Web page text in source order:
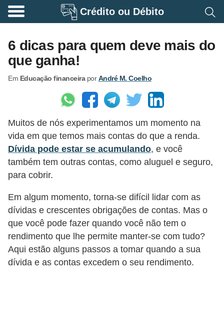
Crédito ou Débito
6 dicas para quem deve mais do
que ganha!
Em Educação financeiraporAndré M. Coelho
Muitos de nós experimentamos um momento na
vida em que temos mais contas do que a renda.
Dívida pode estar se acumulando, e você
também tem outras contas, como aluguel e seguro,
para cobrir.
Em algum momento, torna-se difícil lidar com as
dívidas e crescentes obrigações de contas. Mas o
que você pode fazer quando você não tem o
rendimento que lhe permite manter-se com tudo?
Aqui estão alguns passos a tomar quando a sua
dívida e as contas excedem o seu rendimento.
A
o
s
e
a
d
o
r
a
B
a
n
c